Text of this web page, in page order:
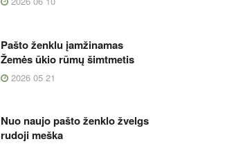
Pašto ženklu įamžinamas
Žemės ūkio rūmų šimtmetis
2026 05 21
Nuo naujo pašto ženklo žvelgs
rudoji meška